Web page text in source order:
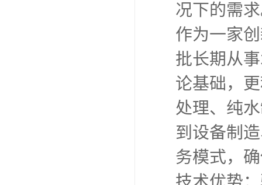
况下的需
作为一家
批长期从
论基础，
处理、纯
到设备制
务模式，